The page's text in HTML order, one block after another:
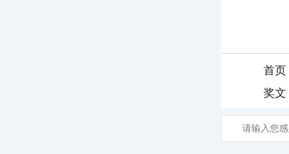
首页
奖文